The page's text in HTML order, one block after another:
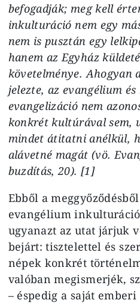
befogadják; meg kell
inkulturáció nem egy
nem is pusztán egy
hanem az Egyház
követelménye. Ahogyan
jelezte, az evangélium
evangelizáció nem
konkrét kultúrával sem,
mindet átitatni anélkül,
alávetné magát (vö.
buzdítás, 20). [1]
Ebből a
evangélium
ugyanazt az utat járjuk
bejárt: tisztelettel és
népek konkrét
valóban megismerjék,
– éspedig a saját